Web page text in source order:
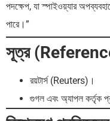
পদক্ষেপ, যা স্পাইওয়্যার
পারে।”
সূত্র
রয়টার্স (Reuters)।
গুগল এবং অ্যাপল কর্তৃক